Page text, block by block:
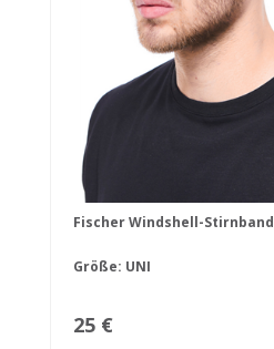
Fischer Windshell-Stirnband
Größe: UNI
25 €